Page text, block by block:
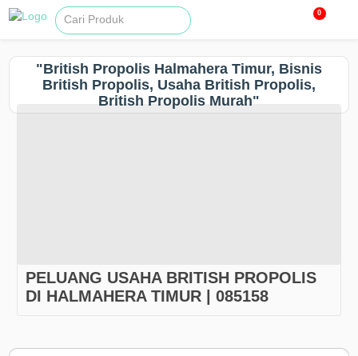
0
"British Propolis Halmahera Timur, Bisnis
British Propolis, Usaha British Propolis,
British Propolis Murah"
PELUANG USAHA BRITISH PROPOLIS
DI HALMAHERA TIMUR | 085158